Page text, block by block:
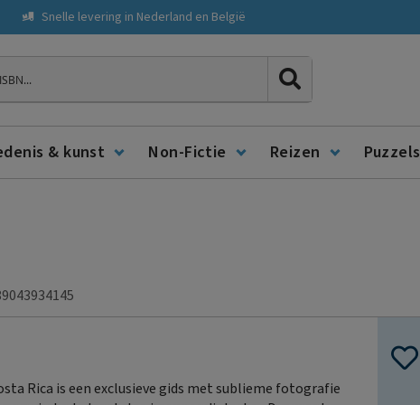
Snelle levering in Nederland en België
& kunst Non-Fictie Reizen Puzzels
Rica is een exclusieve gids met sublieme fotografie